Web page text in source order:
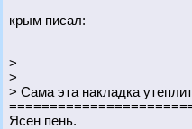
крым писал:
>
>
> Сама эта накладка
Ясен пень.